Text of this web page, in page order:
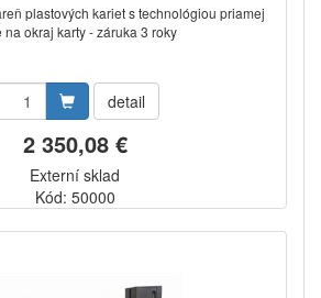
plastových kariet s technológiou priamej
na okraj karty - záruka 3 roky
detail
2 350,08 €
Externí sklad
Kód: 50000